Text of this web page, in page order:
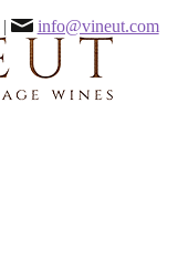
| info@vineut.com